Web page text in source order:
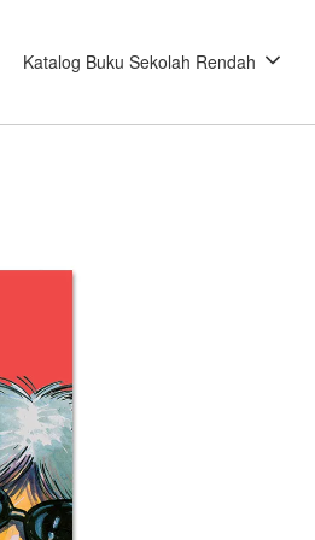
Katalog Buku Sekolah Rendah